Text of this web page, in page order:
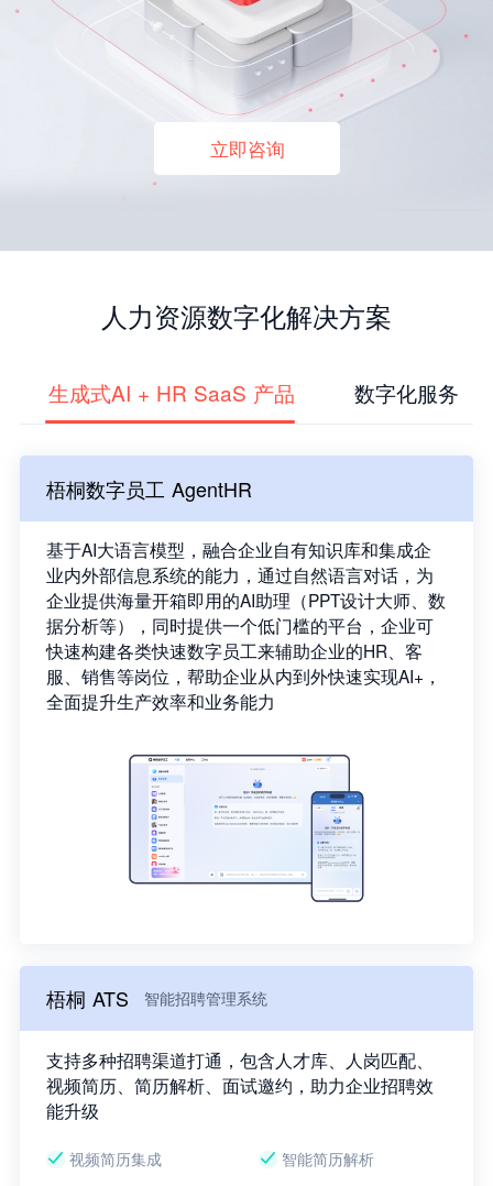
立即咨询
人力资源数字化解决方案
生成式AI + HR SaaS 产品 数字化服务
梧桐数字员工 AgentHR
基于AI大语言模型，融合企业自有知识库和集成企
业内外部信息系统的能力，通过自然语言对话，为
企业提供海量开箱即用的AI助理（PPT设计大师、数
据分析等），同时提供一个低门槛的平台，企业可
快速构建各类快速数字员工来辅助企业的HR、客
服、销售等岗位，帮助企业从内到外快速实现AI+，
全面提升生产效率和业务能力
梧桐 ATS 智能招聘管理系统
支持多种招聘渠道打通，包含人才库、人岗匹配、
视频简历、简历解析、面试邀约，助力企业招聘效
能升级
视频简历集成
智能简历解析